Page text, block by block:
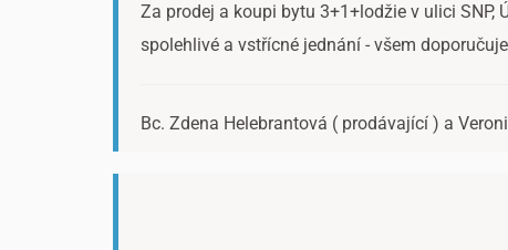
Za prodej a koupi bytu 3+1+lodžie v ulici
spolehlivé a vstřícné jednání - všem
Bc. Zdena Helebrantová ( prodávající ) a